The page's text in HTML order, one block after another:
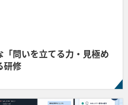
問いを立てる力・見極め
研修